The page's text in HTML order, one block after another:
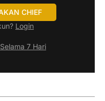
CHIEF
Login
7 Hari